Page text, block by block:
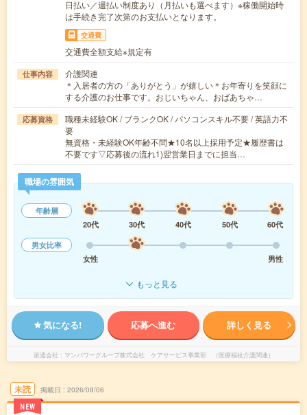
日払い／週払い制度あり（月払いも選べます）※稼働開始時
は手続き完了次第のお支払いとなります。
交通費
交通費全額支給※規定有
仕事内容
介護関連
＊入居者の方の「ありがとう」が嬉しい＊お年寄りを笑顔に
する介護のお仕事です。おじいちゃん、おばあちゃ…
応募資格
職種未経験OK / ブランクOK / パソコンスキル不要 / 英語力不
要
無資格・未経験OK年齢不問★10名以上採用予定★履歴書は
不要です▽応募後の流れ1)翌営業日までに担当…
職場の雰囲気
年齢層
20代
30代 40代 50代
60代
男女比率
女性
男性
もっと見る
気になる! 応募へ進む 詳しく見る
派遣会社 マンパワーグループ株式会社 ケアサービス事業部 （医療福祉介護関連）
未読
NEW
掲載日 2026/08/06